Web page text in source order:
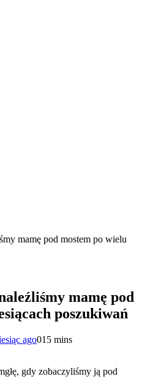
mamę pod mostem po wielu
mamę pod
poszukiwań
ago015 mins
gdy zobaczyliśmy ją pod